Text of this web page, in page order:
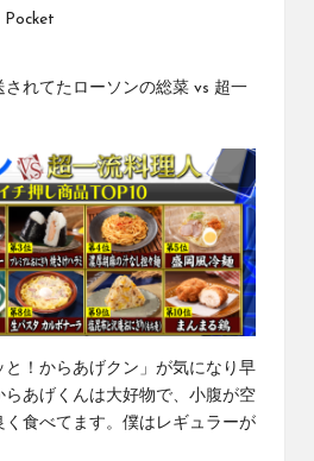
Pocket
されてた ローソンの総菜 vs 超一
と！からあげクン」が気になり早
あげくんは大好物で、小腹が空
く食べてます。僕はレギュラーが